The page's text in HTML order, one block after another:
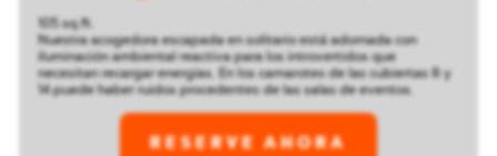
105 sq.ft.
Nuestra acogedora escapada en solitario está adornada con
iluminación ambiental reactiva para los introvertidos que
necesitan recargar energías.
En los camarotes de las cubiertas 8 y
14 puede haber ruidos procedentes de las salas de eventos.
RESERVE AHORA